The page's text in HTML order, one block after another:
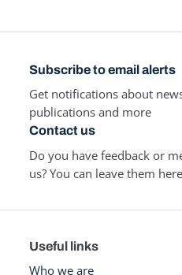
Subscribe to email alerts
Get notifications about
publications and more
Contact us
Do you have feedback or
us? You can leave them
Useful links
Who we are